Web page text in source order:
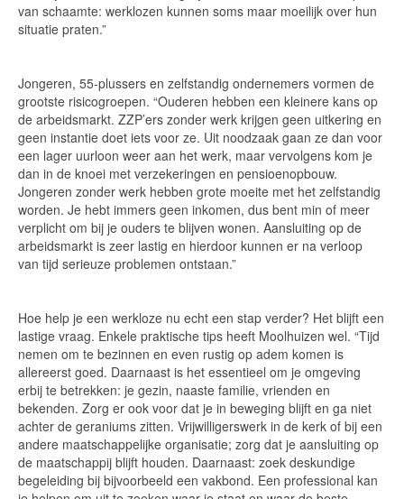
van schaamte: werklozen kunnen soms maar moeilijk over hun
situatie praten.”
Jongeren, 55-plussers en zelfstandig ondernemers vormen de
grootste risicogroepen. “Ouderen hebben een kleinere kans op
de arbeidsmarkt. ZZP’ers zonder werk krijgen geen uitkering en
geen instantie doet iets voor ze. Uit noodzaak gaan ze dan voor
een lager uurloon weer aan het werk, maar vervolgens kom je
dan in de knoei met verzekeringen en pensioenopbouw.
Jongeren zonder werk hebben grote moeite met het zelfstandig
worden. Je hebt immers geen inkomen, dus bent min of meer
verplicht om bij je ouders te blijven wonen. Aansluiting op de
arbeidsmarkt is zeer lastig en hierdoor kunnen er na verloop
van tijd serieuze problemen ontstaan.”
Hoe help je een werkloze nu echt een stap verder? Het blijft een
lastige vraag. Enkele praktische tips heeft Moolhuizen wel. “Tijd
nemen om te bezinnen en even rustig op adem komen is
allereerst goed. Daarnaast is het essentieel om je omgeving
erbij te betrekken: je gezin, naaste familie, vrienden en
bekenden. Zorg er ook voor dat je in beweging blijft en ga niet
achter de geraniums zitten. Vrijwilligerswerk in de kerk of bij een
andere maatschappelijke organisatie; zorg dat je aansluiting op
de maatschappij blijft houden. Daarnaast: zoek deskundige
begeleiding bij bijvoorbeeld een vakbond. Een professional kan